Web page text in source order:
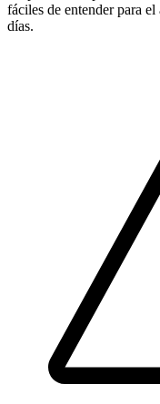
fáciles de entender para
días.